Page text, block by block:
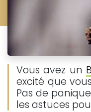
Vous avez un
excité que
Pas de
les astuces